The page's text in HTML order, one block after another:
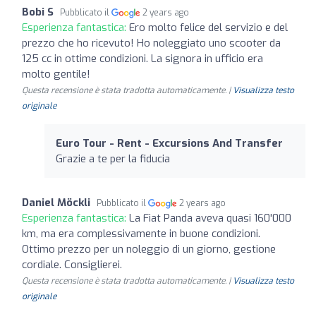
Bobi S Pubblicato il 2 years ago
Esperienza fantastica: Ero molto felice del servizio e del
prezzo che ho ricevuto! Ho noleggiato uno scooter da
125 cc in ottime condizioni. La signora in ufficio era
molto gentile!
Questa recensione è stata tradotta automaticamente. | Visualizza testo
originale
Euro Tour - Rent - Excursions And Transfer
Grazie a te per la fiducia
Daniel Möckli Pubblicato il 2 years ago
Esperienza fantastica: La Fiat Panda aveva quasi 160'000
km, ma era complessivamente in buone condizioni.
Ottimo prezzo per un noleggio di un giorno, gestione
cordiale. Consiglierei.
Questa recensione è stata tradotta automaticamente. | Visualizza testo
originale